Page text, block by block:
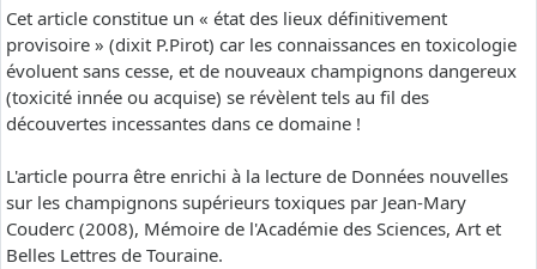
Cet article constitue un « état des lieux définitivement
provisoire » (dixit P.Pirot) car les connaissances en toxicologie
évoluent sans cesse, et de nouveaux champignons dangereux
(toxicité innée ou acquise) se révèlent tels au fil des
découvertes incessantes dans ce domaine !
L'article pourra être enrichi à la lecture de Données nouvelles
sur les champignons supérieurs toxiques par Jean-Mary
Couderc (2008), Mémoire de l'Académie des Sciences, Art et
Belles Lettres de Touraine.